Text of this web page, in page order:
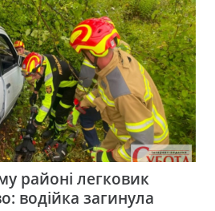
районі легковик
водійка загинула